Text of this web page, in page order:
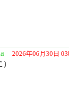
2026年06月30日